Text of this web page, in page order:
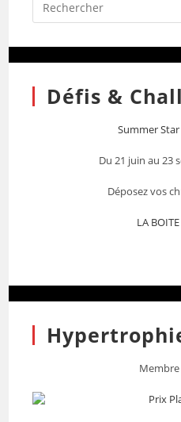
Défis &
Summer
Du 21 juin au 23
Déposez vos
LA